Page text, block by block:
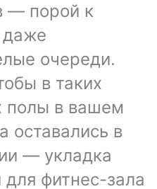
— порой к
даже
очереди.
в таких
полы в вашем
оставались в
— укладка
для фитнес-зала